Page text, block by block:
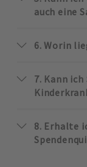
auch eine
6. Worin
7. Kann
8. Erhalte